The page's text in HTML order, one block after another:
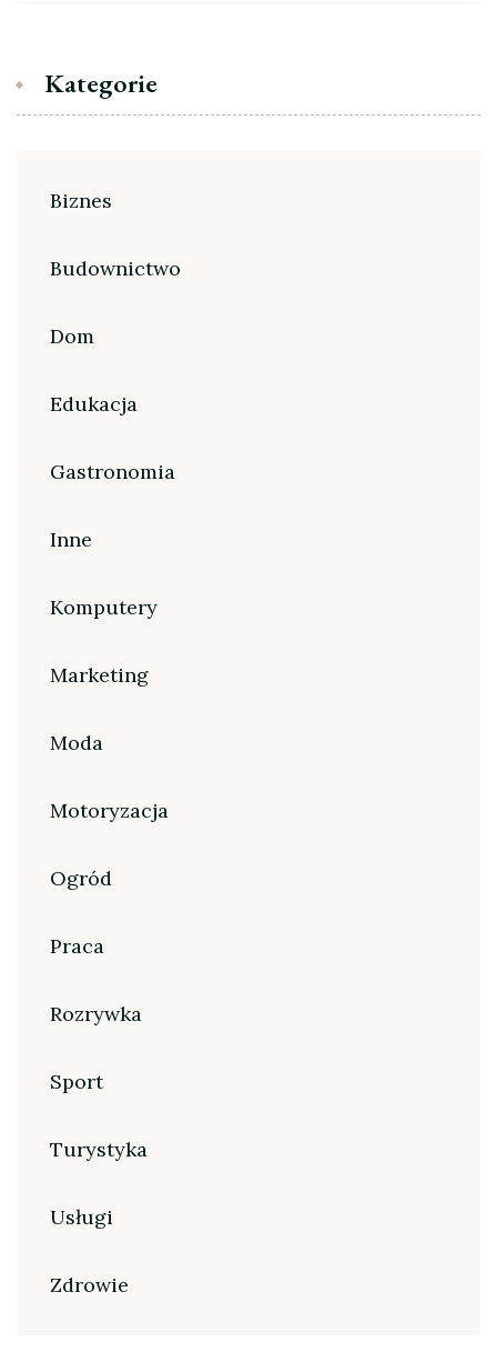
Kategorie
Biznes
Budownictwo
Dom
Edukacja
Gastronomia
Inne
Komputery
Marketing
Moda
Motoryzacja
Ogród
Praca
Rozrywka
Sport
Turystyka
Usługi
Zdrowie